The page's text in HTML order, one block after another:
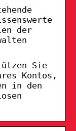
der
Sie
Kontos,
in den